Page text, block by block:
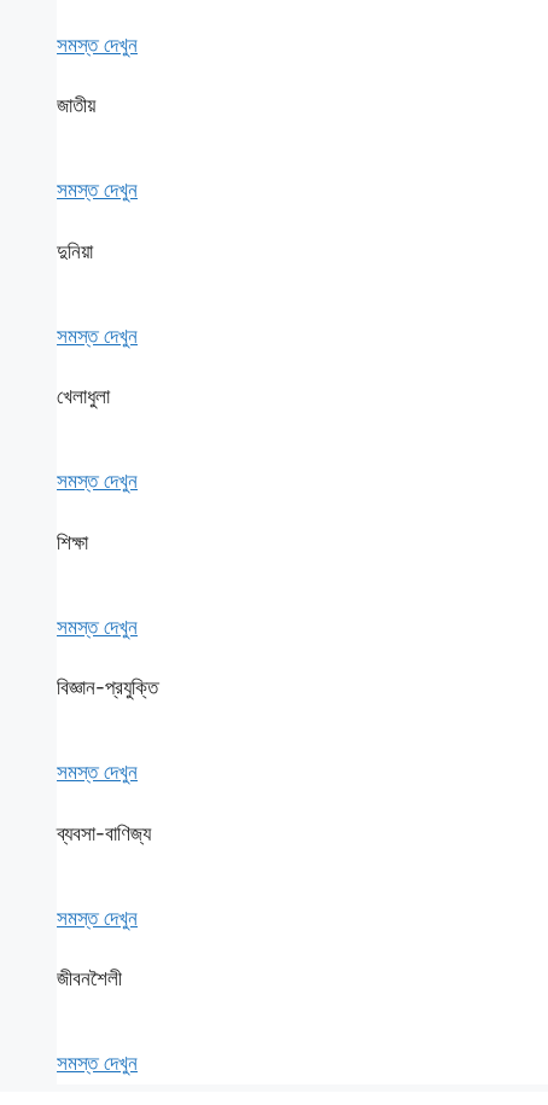
সমস্ত দেখুন
জাতীয়
সমস্ত দেখুন
দুনিয়া
সমস্ত দেখুন
খেলাধুলা
সমস্ত দেখুন
শিক্ষা
সমস্ত দেখুন
বিজ্ঞান-প্রযুক্তি
সমস্ত দেখুন
ব্যবসা-বাণিজ্য
সমস্ত দেখুন
জীবনশৈলী
সমস্ত দেখুন